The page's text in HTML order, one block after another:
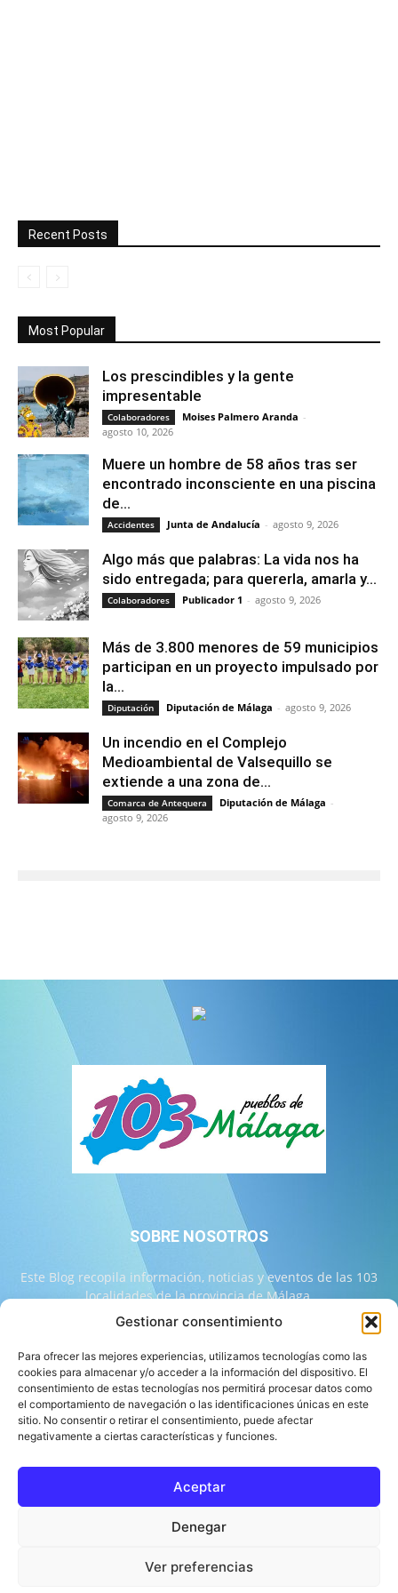
Gestionar consentimiento
Para ofrecer las mejores experiencias, utilizamos tecnologías como las
cookies para almacenar y/o acceder a la información del dispositivo. El
consentimiento de estas tecnologías nos permitirá procesar datos como
el comportamiento de navegación o las identificaciones únicas en este
sitio. No consentir o retirar el consentimiento, puede afectar
negativamente a ciertas características y funciones.
Aceptar
Denegar
Ver preferencias
Recent Posts
Most Popular
Los prescindibles y la gente
impresentable
Colaboradores Moises Palmero Aranda -
agosto 10, 2026
Muere un hombre de 58 años tras ser
encontrado inconsciente en una piscina
de...
Accidentes Junta de Andalucía - agosto 9, 2026
Algo más que palabras: La vida nos ha
sido entregada; para quererla, amarla y...
Colaboradores Publicador 1 - agosto 9, 2026
Más de 3.800 menores de 59 municipios
participan en un proyecto impulsado por
la...
Diputación Diputación de Málaga - agosto 9, 2026
Un incendio en el Complejo
Medioambiental de Valsequillo se
extiende a una zona de...
Comarca de Antequera Diputación de Málaga -
agosto 9, 2026
SOBRE NOSOTROS
Este Blog recopila información, noticias y eventos de las 103
localidades de la provincia de Málaga.
Contáctanos: info@103malaga.com
SÍGUENOS
Equipo de 103 Málaga
Aviso Legal